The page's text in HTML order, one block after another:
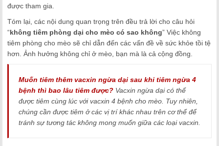
được tham gia.
Tóm lại, các nội dung quan trọng trên đều trả lời cho câu hỏi
“không tiêm phòng dại cho mèo có sao không” Việc không
tiêm phòng cho mèo sẽ chỉ dẫn đến các vấn đề về sức khỏe tồi tệ
hơn. Ảnh hưởng không chỉ ở mèo, bạn mà là cả cộng đồng.
Muốn tiêm thêm vacxin ngừa dại sau khi tiêm ngừa 4
bệnh thì bao lâu tiêm được? Vacxin ngừa dại có thể
được tiêm cùng lúc với vacxin 4 bệnh cho mèo. Tuy nhiên,
chúng cần được tiêm ở các vị trí khác nhau trên cơ thể để
tránh sự tương tác không mong muốn giữa các loại vacxin.